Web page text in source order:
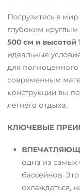
Погрузитесь в
глубоким
500 см и высотой
идеальные
для
современным
конструкции вы
летнего отдыха.
КЛЮЧЕВЫЕ
одна из
бассейнов.
охлаждаться,